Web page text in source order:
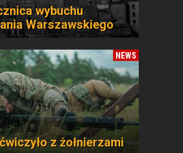
wybuchu
Warszawskiego
NEWS
z żołnierzami